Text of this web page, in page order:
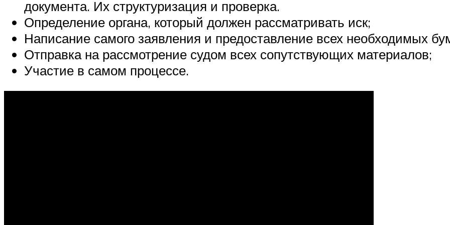
документа. Их структуризация и проверка.
Определение органа, который должен рассматривать иск;
Написание самого заявления и предоставление всех необходимых
Отправка на рассмотрение судом всех сопутствующих материалов;
Участие в самом процессе.